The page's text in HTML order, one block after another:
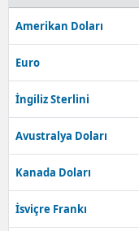
Amerikan Doları
Euro
İngiliz Sterlini
Avustralya Doları
Kanada Doları
İsviçre Frankı